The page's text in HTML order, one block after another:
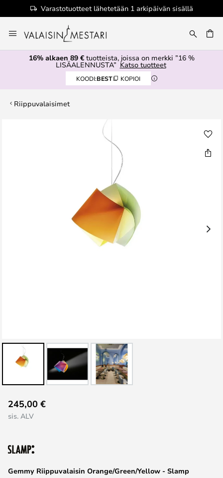
Varastotuotteet lähetetään 1 arkipäivän sisällä
to
Content
16% alkaen 89 €tuotteista, joissa on merkki ”16 %
LISÄALENNUSTA” Katso tuotteet
KOODI:BEST KOPIOI
Riippuvalaisimet
to
the
of
images
Gemmy Riippuvalaisin Orange/Green/Yellow - Slamp
245,00 €
sis. ALV